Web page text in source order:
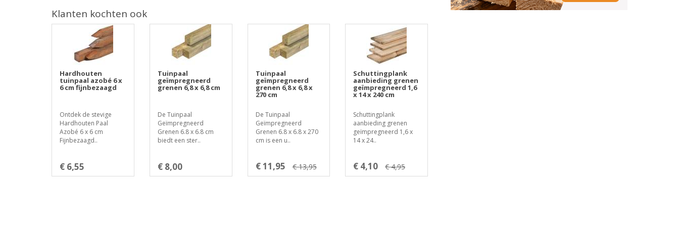
Klanten kochten ook
Hardhouten
tuinpaal azobé 6 x
6 cm fijnbezaagd
Ontdek de stevige
Hardhouten Paal
Azobé 6 x 6 cm
Fijnbezaagd..
€ 6,55
Tuinpaal
geïmpregneerd
grenen 6,8 x 6,8 cm
De Tuinpaal
Geïmpregneerd
Grenen 6.8 x 6.8 cm
biedt een ster..
€ 8,00
Tuinpaal
geïmpregneerd
grenen 6,8 x 6,8 x
270 cm
De Tuinpaal
Geïmpregneerd
Grenen 6.8 x 6.8 x 270
cm is een u..
€ 11,95 € 13,95
Schuttingplank
aanbieding grenen
geïmpregneerd 1,6
x 14 x 240 cm
Schuttingplank
aanbieding grenen
geïmpregneerd 1,6 x
14 x 24..
€ 4,10 € 4,95